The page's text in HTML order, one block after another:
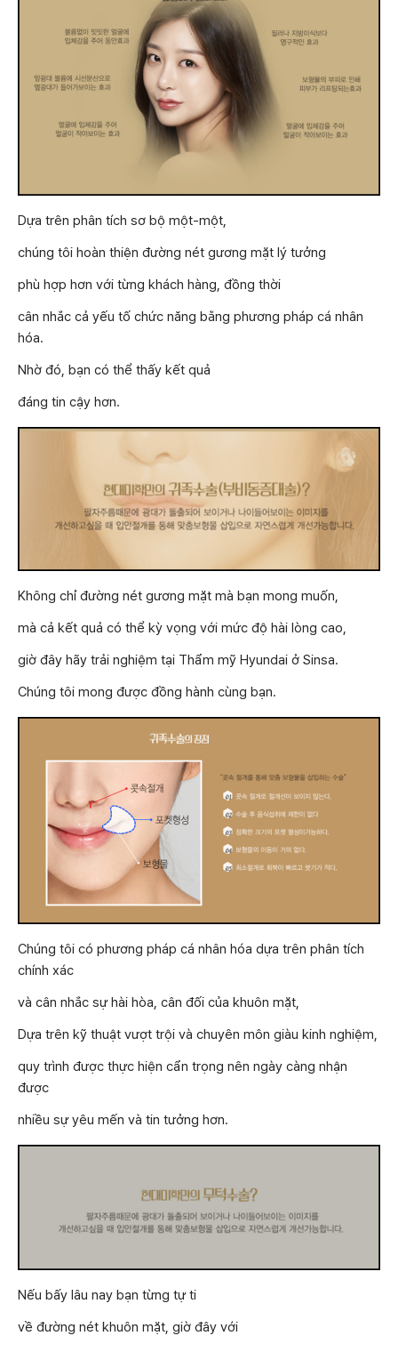
Dựa trên phân tích sơ bộ một-một,
chúng tôi hoàn thiện đường nét gương mặt lý tưởng
phù hợp hơn với từng khách hàng, đồng thời
cân nhắc cả yếu tố chức năng bằng phương pháp cá nhân
hóa.
Nhờ đó, bạn có thể thấy kết quả
đáng tin cậy hơn.
Không chỉ đường nét gương mặt mà bạn mong muốn,
mà cả kết quả có thể kỳ vọng với mức độ hài lòng cao,
giờ đây hãy trải nghiệm tại Thẩm mỹ Hyundai ở Sinsa.
Chúng tôi mong được đồng hành cùng bạn.
Chúng tôi có phương pháp cá nhân hóa dựa trên phân tích
chính xác
và cân nhắc sự hài hòa, cân đối của khuôn mặt,
Dựa trên kỹ thuật vượt trội và chuyên môn giàu kinh nghiệm,
quy trình được thực hiện cẩn trọng nên ngày càng nhận
được
nhiều sự yêu mến và tin tưởng hơn.
Nếu bấy lâu nay bạn từng tự ti
về đường nét khuôn mặt, giờ đây với